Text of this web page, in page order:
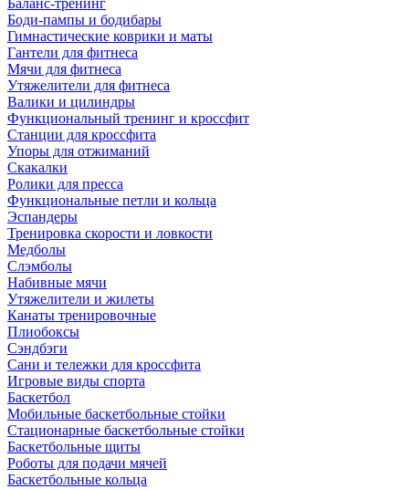
Баланс-тренинг
Боди-пампы и бодибары
Гимнастические коврики и маты
Гантели для фитнеса
Мячи для фитнеса
Утяжелители для фитнеса
Валики и цилиндры
Функциональный тренинг и кроссфит
Станции для кроссфита
Упоры для отжиманий
Скакалки
Ролики для пресса
Функциональные петли и кольца
Эспандеры
Тренировка скорости и ловкости
Медболы
Слэмболы
Набивные мячи
Утяжелители и жилеты
Канаты тренировочные
Плиобоксы
Сэндбэги
Сани и тележки для кроссфита
Игровые виды спорта
Баскетбол
Мобильные баскетбольные стойки
Стационарные баскетбольные стойки
Баскетбольные щиты
Роботы для подачи мячей
Баскетбольные кольца